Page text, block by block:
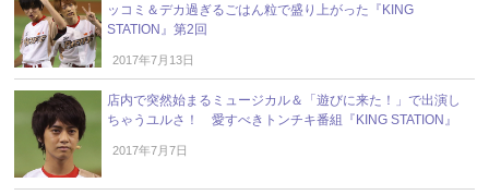
ッコミ＆デカ過ぎるごはん粒で盛り上がった『KING
STATION』第2回
2017年7月13日
店内で突然始まるミュージカル＆「遊びに来た！」で出演し
ちゃうユルさ！ 愛すべきトンチキ番組『KING STATION』
2017年7月7日